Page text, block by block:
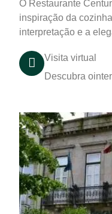
O Restaurante
inspiração da
interpretação e a
Visita virtual
Descubra